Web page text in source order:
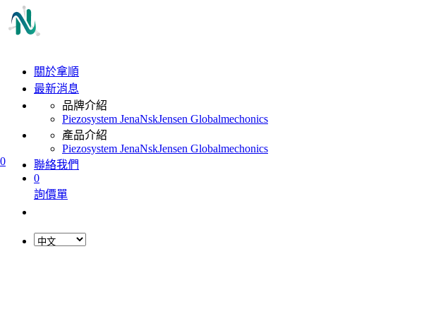
0
關於拿順
最新消息
品牌介紹
Piezosystem JenaNskJensen Globalmechonics
產品介紹
Piezosystem JenaNskJensen Globalmechonics
聯絡我們
0
詢價單